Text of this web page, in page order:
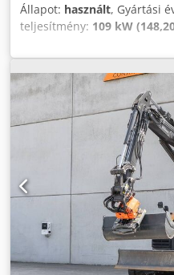
Állapot: használt, Gyártási
teljesítmény: 109 kW
légkondicionálás,
Hossz: 4692 mm Szélesség:
Djdpfx Abewlmt Iopock
teljesítmény: 105,9 kW, 144
2200 ford/perc Hengerek
Nyomatéknövekedés: 51,3